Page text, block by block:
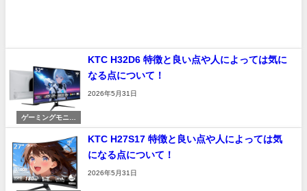
ゲーミングモニタ
ー
KTC H32D6 特徴と良い点や人によっては気に
なる点について！
2026年5月31日
KTC H27S17 特徴と良い点や人によっては気
になる点について！
2026年5月31日